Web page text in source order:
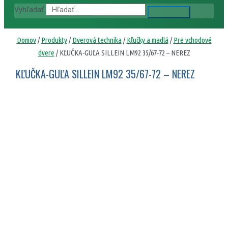
Vyhľadať
Domov/Produkty/Dverová technika /Kľučky a madlá /Pre vchodové
dvere / KĽUČKA-GUĽA SILLEIN LM92 35/67-72 – NEREZ
KĽUČKA-GUĽA SILLEIN LM92 35/67-72 – NEREZ